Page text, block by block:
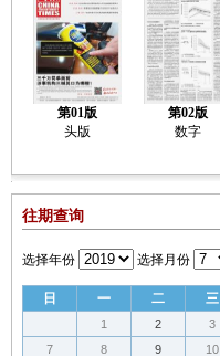
第01版
头版
第02版
数字
往期查询
选择年份 选择月份
日 一 二 三
1 2 3
7
8 9 10